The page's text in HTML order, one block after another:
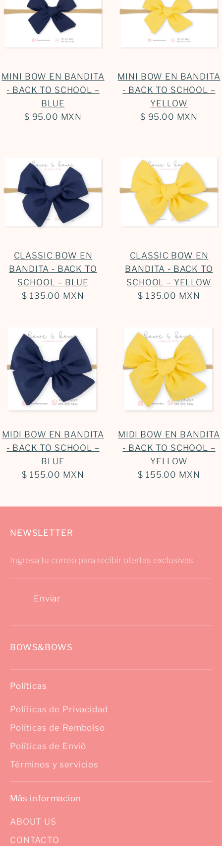
MINI BOW EN BANDITA
- BACK TO SCHOOL –
BLUE
$ 95.00 MXN
MINI BOW EN BANDITA
- BACK TO SCHOOL –
YELLOW
$ 95.00 MXN
CLASSIC BOW EN
BANDITA - BACK TO
SCHOOL – BLUE
$ 135.00 MXN
CLASSIC BOW EN
BANDITA - BACK TO
SCHOOL – YELLOW
$ 135.00 MXN
MIDI BOW EN BANDITA
- BACK TO SCHOOL –
BLUE
$ 155.00 MXN
MIDI BOW EN BANDITA
- BACK TO SCHOOL –
YELLOW
$ 155.00 MXN
NEWSLETTER
Ingresa tu correo para recibir ofertas exclusivas
Enviar
BOWS&BOWS
Políticas
Políticas de Privacidad
Políticas de Rembolso
Políticas de Envió
Términos y servicios
Más informacion
ABOUT US
CONTACTO